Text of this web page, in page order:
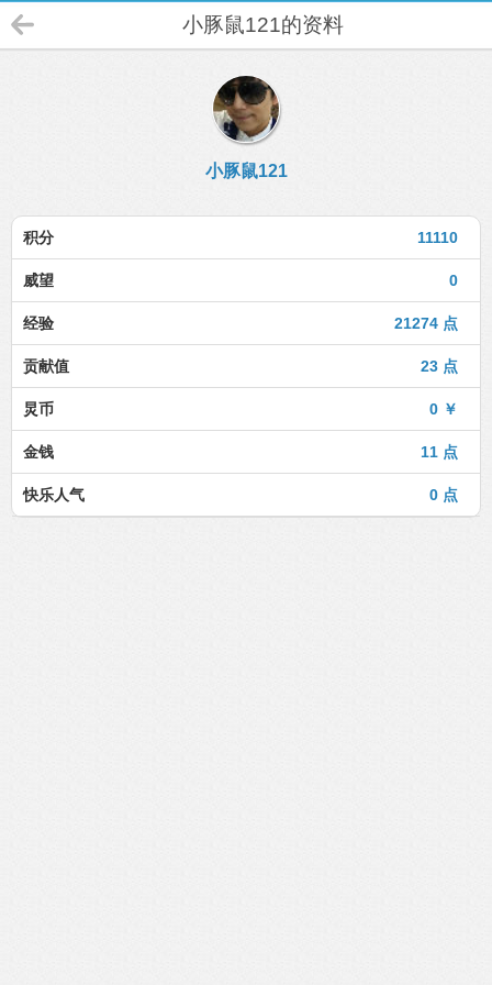
小豚鼠121的资料
小豚鼠121
11110
积分
0
威望
21274 点
经验
23 点
贡献值
0 ￥
炅币
11 点
金钱
0 点
快乐人气